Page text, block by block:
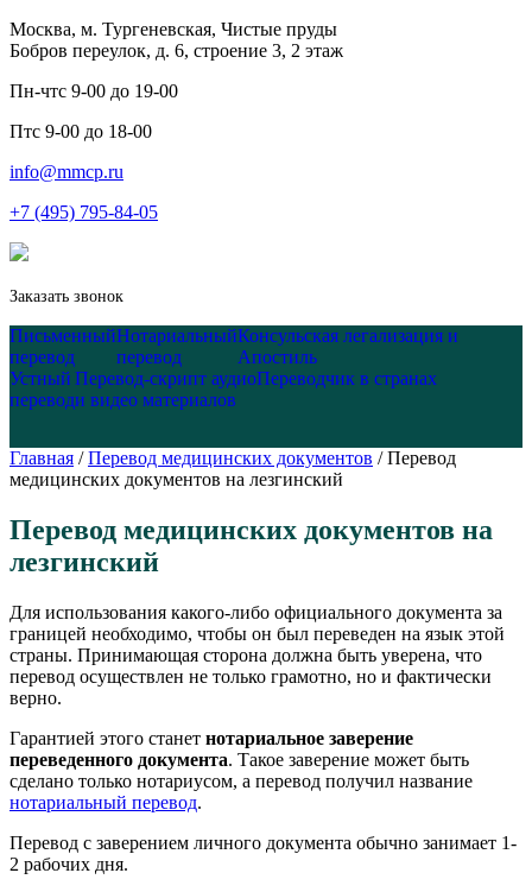
Москва, м. Тургеневская, Чистые пруды
Бобров переулок, д. 6, строение 3, 2 этаж
Пн-чтс 9-00 до 19-00
Птс 9-00 до 18-00
info@mmcp.ru
+7 (495) 795-84-05
Заказать звонок
Письменный
перевод
Нотариальный
перевод
Консульская легализация и
Апостиль
Устный
перевод
Перевод-скрипт аудио
и видео материалов
Переводчик в странах
Главная / Перевод медицинских документов / Перевод
медицинских документов на лезгинский
Перевод медицинских документов на
лезгинский
Для использования какого-либо официального документа за
границей необходимо, чтобы он был переведен на язык этой
страны. Принимающая сторона должна быть уверена, что
перевод осуществлен не только грамотно, но и фактически
верно.
Гарантией этого станет нотариальное заверение
переведенного документа. Такое заверение может быть
сделано только нотариусом, а перевод получил название
нотариальный перевод.
Перевод с заверением личного документа обычно занимает 1-
2 рабочих дня.